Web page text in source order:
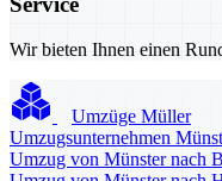
Wir bieten Ihnen einen
Umzüge Müller
Umzugsunternehmen
Umzug von Münster nach